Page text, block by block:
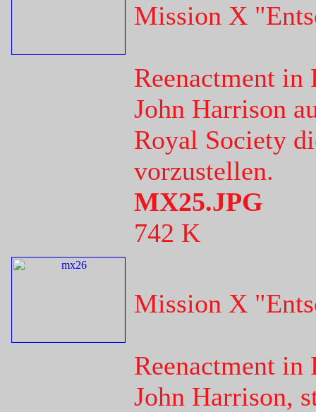
Mission X
Reenactment in
John Harrison
Royal Society
vorzustellen.
MX25.JPG
742 K
Mission X
Reenactment in
John Harrison,